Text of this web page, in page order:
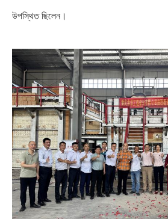
উপস্থিত ছিলেন।